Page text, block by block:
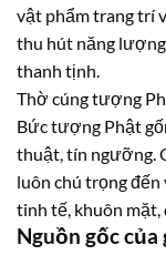
vật phẩm trang trí
thu hút năng lượng
thanh tịnh.
Thờ cúng tượng
Bức tượng Phật
thuật, tín ngưỡng.
luôn chú trọng
tinh tế, khuôn mặt,
Nguồn gốc của